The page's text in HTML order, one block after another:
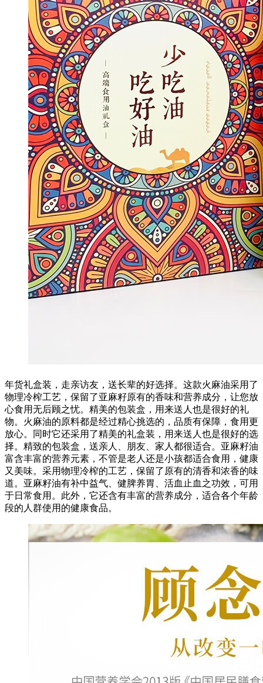
年货礼盒装，走亲访友，送长辈的好选择。这款火麻油采用了
物理冷榨工艺，保留了亚麻籽原有的香味和营养成分，让您放
心食用无后顾之忧。精美的包装盒，用来送人也是很好的礼
物。火麻油的原料都是经过精心挑选的，品质有保障，食用更
放心。同时它还采用了精美的礼盒装，用来送人也是很好的选
择。精致的包装盒，送亲人、朋友、家人都很适合。亚麻籽油
富含丰富的营养元素，不管是老人还是小孩都适合食用，健康
又美味。采用物理冷榨的工艺，保留了原有的清香和浓香的味
道。亚麻籽油有补中益气、健脾养胃、活血止血之功效，可用
于日常食用。此外，它还含有丰富的营养成分，适合各个年龄
段的人群使用的健康食品。